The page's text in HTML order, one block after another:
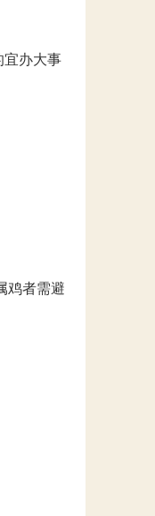
宜办大事
鸡者需避